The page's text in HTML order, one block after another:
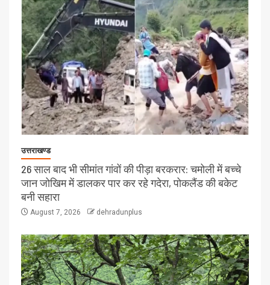
उत्तराखण्ड
26 साल बाद भी सीमांत गांवों की पीड़ा बरकरार: चमोली में बच्चे
जान जोखिम में डालकर पार कर रहे गदेरा, पोकलैंड की बकेट
बनी सहारा
August 7, 2026 dehradunplus